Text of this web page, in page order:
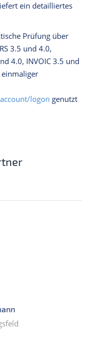
ein detailliertes
Prüfung über
3.5 und 4.0,
4.0, INVOIC 3.5 und
einmaliger
logon genutzt